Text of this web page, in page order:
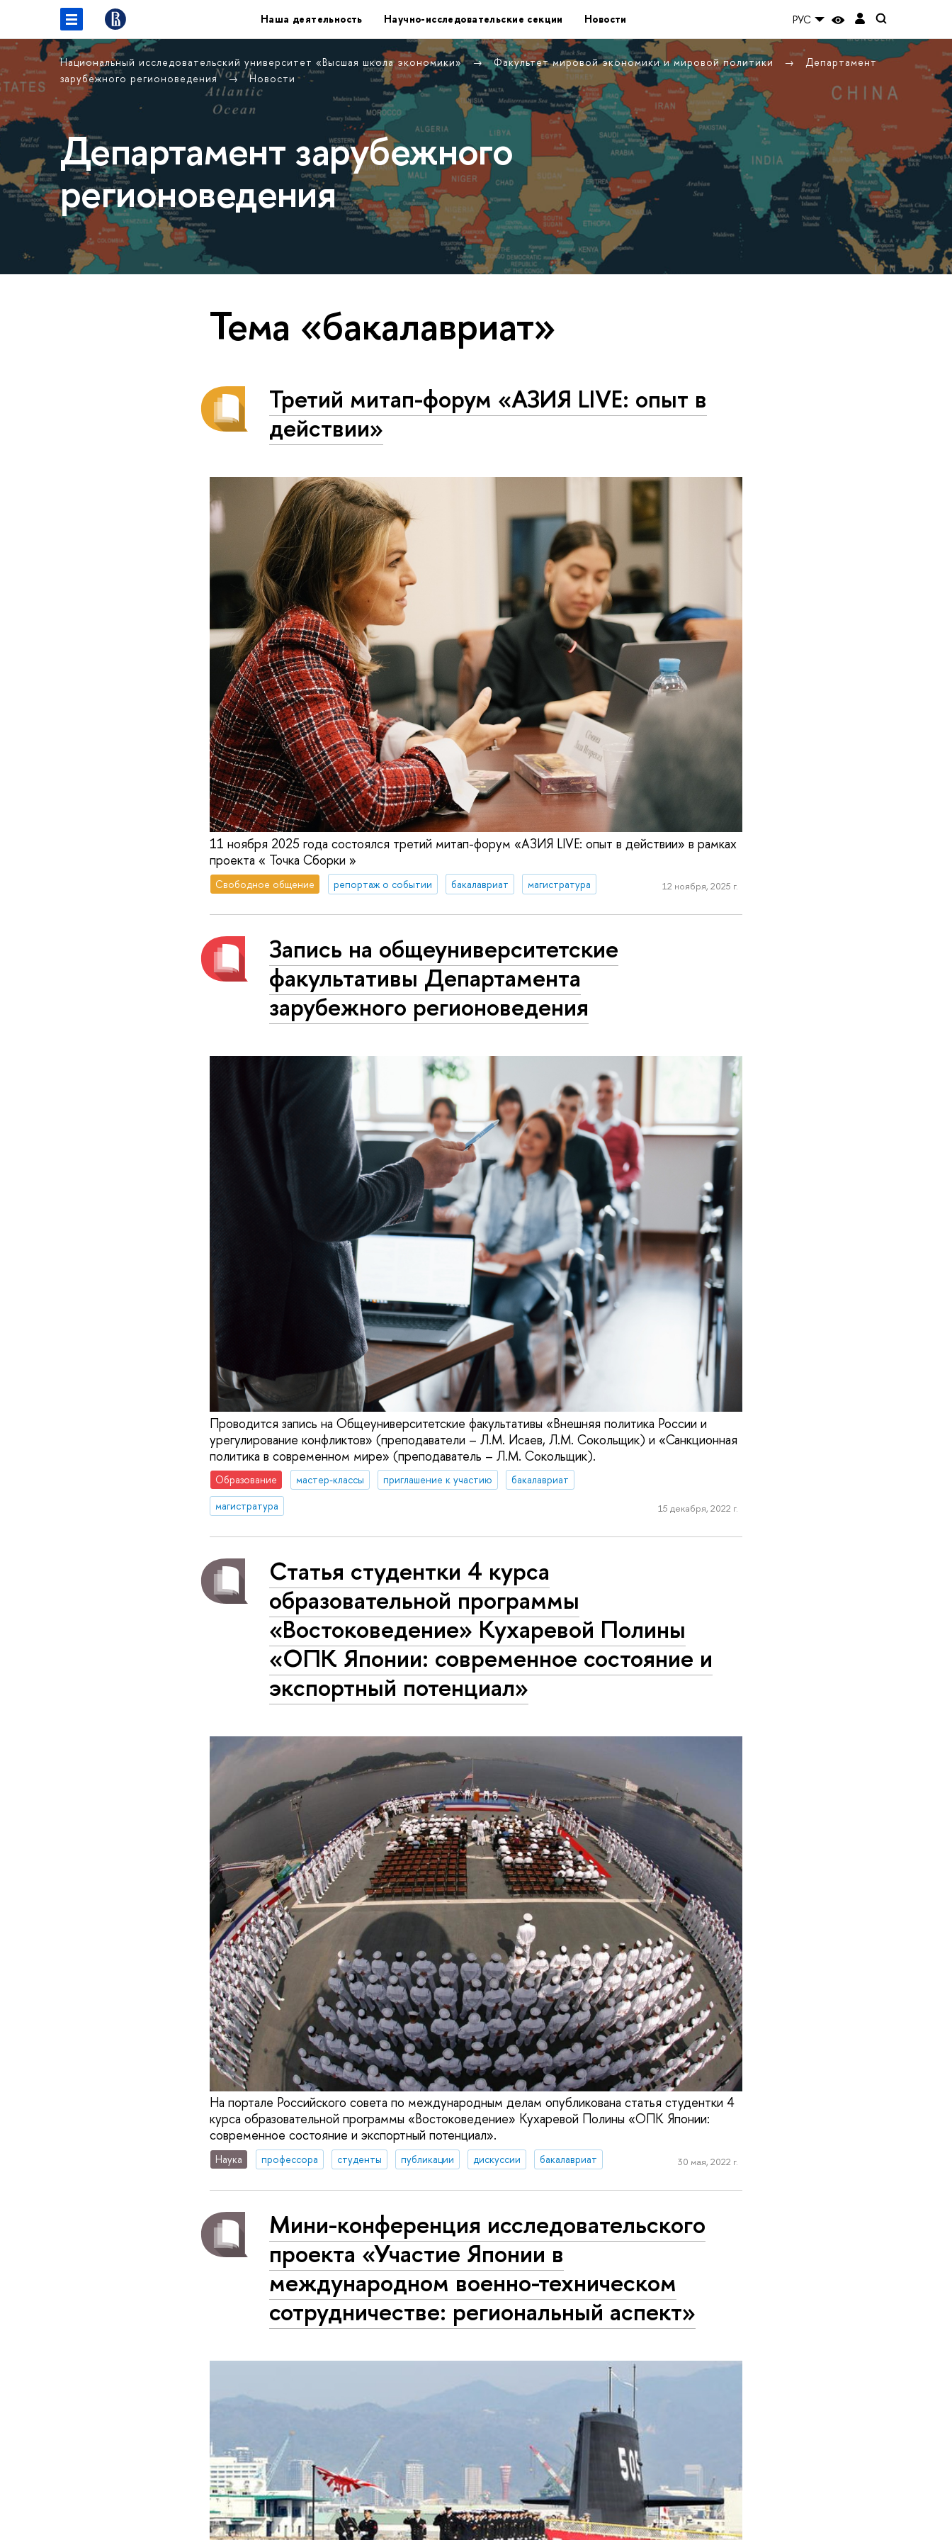
Наша деятельность Научно-исследовательские секции Новости РУС
Национальный исследовательский университет «Высшая школа экономики» Факультет мировой экономики и мировой политики
Департамент
зарубежного регионоведения
Новости
Департамент зарубежного
регионоведения
Тема «бакалавриат»
Третий митап-форум «АЗИЯ LIVE: опыт в
действии»
11 ноября 2025 года состоялся третий митап-форум «АЗИЯ LIVE: опыт в действии» в рамках
проекта « Точка Сборки »
Свободное общение репортаж о событии бакалавриат магистратура 12 ноября, 2025 г.
Запись на общеуниверситетские
факультативы Департамента
зарубежного регионоведения
Проводится запись на Общеуниверситетские факультативы «Внешняя политика России и
урегулирование конфликтов» (преподаватели – Л.М. Исаев, Л.М. Сокольщик) и «Санкционная
политика в современном мире» (преподаватель – Л.М. Сокольщик).
Образование мастер-классы приглашение к участию
бакалавриат
магистратура
15 декабря, 2022 г.
Статья студентки 4 курса
образовательной программы
«Востоковедение» Кухаревой Полины
«ОПК Японии: современное состояние и
экспортный потенциал»
На портале Российского совета по международным делам опубликована статья студентки 4
курса образовательной программы «Востоковедение» Кухаревой Полины «ОПК Японии:
современное состояние и экспортный потенциал».
Наука профессора студенты публикации дискуссии бакалавриат 30 мая, 2022 г.
Мини-конференция исследовательского
проекта «Участие Японии в
международном военно-техническом
сотрудничестве: региональный аспект»